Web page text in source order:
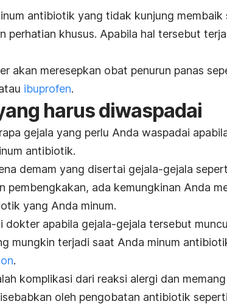
antibiotik yang tidak kunjung
perhatian khusus. Apabila hal tersebut
akan meresepkan obat penurun panas
ibuprofen.
harus diwaspadai
gejala yang perlu Anda waspadai
antibiotik.
demam yang disertai gejala-gejala
pembengkakan, ada kemungkinan Anda
yang Anda minum.
dokter apabila gejala-gejala tersebut
mungkin terjadi saat Anda minum
.
komplikasi dari reaksi alergi dan
oleh pengobatan antibiotik